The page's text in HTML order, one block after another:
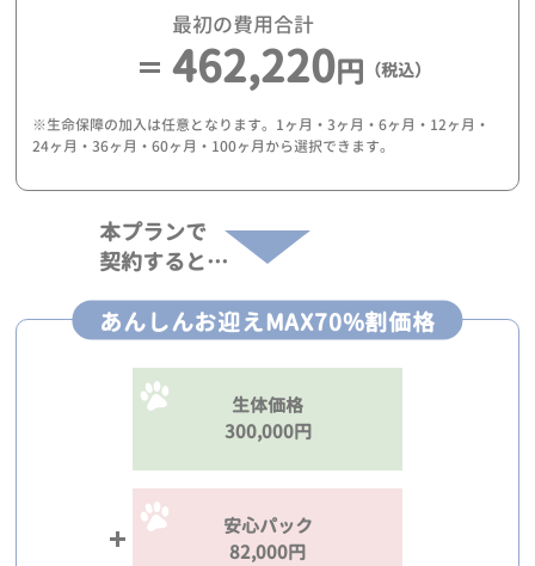
最初の費用合計
462,220円 （税込）
※生命保障の加入は任意となります。1ヶ月・3ヶ月・6ヶ月・12ヶ月・
24ヶ月・36ヶ月・60ヶ月・100ヶ月から選択できます。
本プランで
契約すると…
あんしんお迎えMAX70%割価格
生体価格
300,000円
安心パック
82,000円